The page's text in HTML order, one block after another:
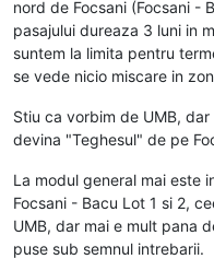
nord de Focsani (Focsani -
pasajului dureaza 3 luni in
suntem la limita pentru
se vede nicio miscare in
Stiu ca vorbim de UMB,
devina "Teghesul" de pe
La modul general mai este
Focsani - Bacu Lot 1 si 2,
UMB, dar mai e mult pana
puse sub semnul intrebarii.